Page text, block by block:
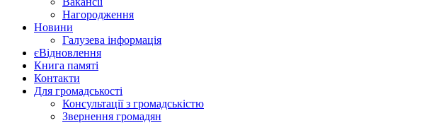
Нагородження
Новини
Галузева інформація
єВідновлення
Книга памяті
Контакти
Для громадськості
Консультації з громадськістю
Звернення громадян